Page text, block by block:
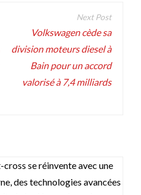
Volkswagen cède sa
division moteurs diesel à
Bain pour un accord
valorisé à 7,4 milliards